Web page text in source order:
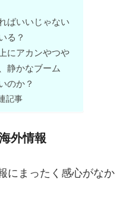
ばいいじゃない
る？
にアカンやつや
静かなブーム
のか？
記事
外情報
にまったく感心がなか